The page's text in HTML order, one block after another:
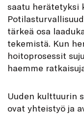
saatu herätetyksi
tärkeä osa
tekemistä. Kun
hoitoprosessit
haemme
Uuden kulttuurin
ovat yhteistyö ja